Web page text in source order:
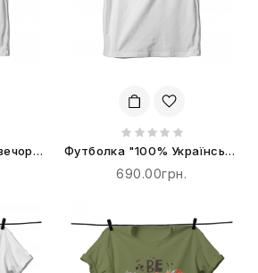
Футболка "100% Українська
Бавовна"
690.00грн.